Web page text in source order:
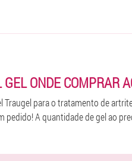
ONDE COMPRAR
Traugel para o tratamento de
pedido! A quantidade de gel ao